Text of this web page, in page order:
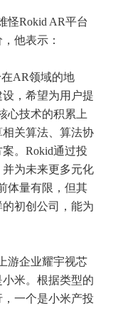
怪Rokid AR平台
他表示：
AR领域的地
，希望为用户提
心技术的积累上
关算法、算法协
。Rokid通过投
为未来更多元化
体量有限，但其
初创公司，能为
游企业耀宇视芯
米。根据类型的
一个是小米产投